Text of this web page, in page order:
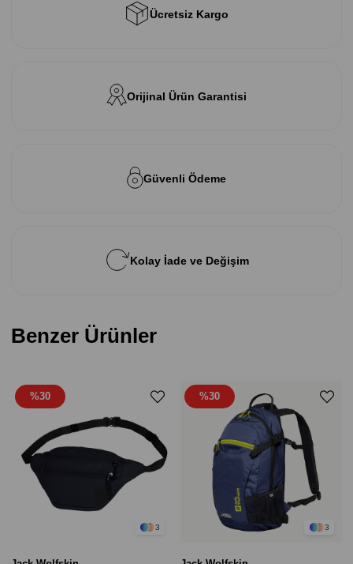
Ücretsiz Kargo
Orijinal Ürün Garantisi
Güvenli Ödeme
Kolay İade ve Değişim
Benzer Ürünler
3
%30
3
%30